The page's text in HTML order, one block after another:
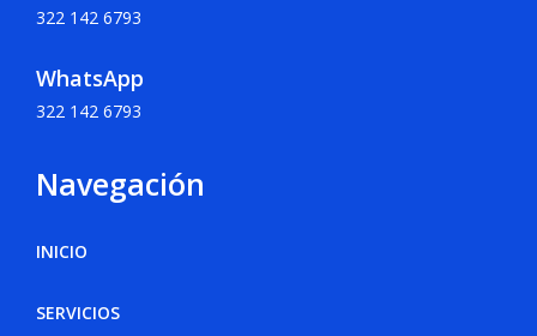
322 142 6793
WhatsApp
322 142 6793
Navegación
INICIO
SERVICIOS